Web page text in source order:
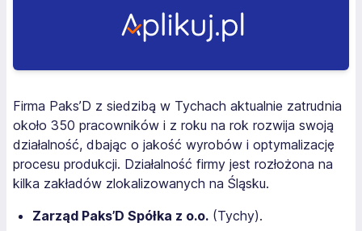
Firma Paks’D z siedzibą w Tychach aktualnie zatrudnia
około 350 pracowników i z roku na rok rozwija swoją
działalność, dbając o jakość wyrobów i optymalizację
procesu produkcji. Działalność firmy jest rozłożona na
kilka zakładów zlokalizowanych na Śląsku.
Zarząd Paks’D Spółka z o.o. (Tychy).